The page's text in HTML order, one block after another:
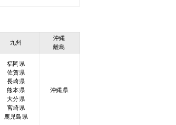
九州
沖縄
離島
福岡県
佐賀県
長崎県
熊本県
大分県
宮崎県
鹿児島県
沖縄県